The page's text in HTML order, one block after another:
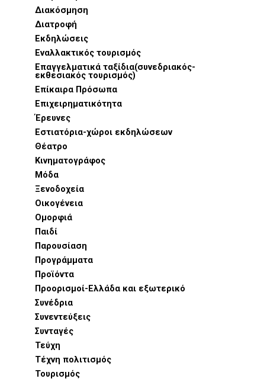
Διακόσμηση
Διατροφή
Εκδηλώσεις
Εναλλακτικός τουρισμός
Επαγγελματικά ταξίδια(συνεδριακός-
εκθεσιακός τουρισμός)
Επίκαιρα Πρόσωπα
Επιχειρηματικότητα
Έρευνες
Εστιατόρια-χώροι εκδηλώσεων
Θέατρο
Κινηματογράφος
Μόδα
Ξενοδοχεία
Οικογένεια
Ομορφιά
Παιδί
Παρουσίαση
Προγράμματα
Προϊόντα
Προορισμοί-Ελλάδα και εξωτερικό
Συνέδρια
Συνεντεύξεις
Συνταγές
Τεύχη
Τέχνη πολιτισμός
Τουρισμός